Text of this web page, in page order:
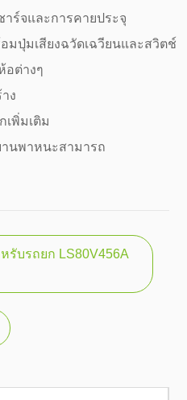
ร์จและการคายประจุ
มปุ่มเสียงฉวัดเฉวียนและสวิตช์
อต่างๆ
ง
พิ่มเติม
นพาหนะสามารถ
รับรถยก LS80V456A